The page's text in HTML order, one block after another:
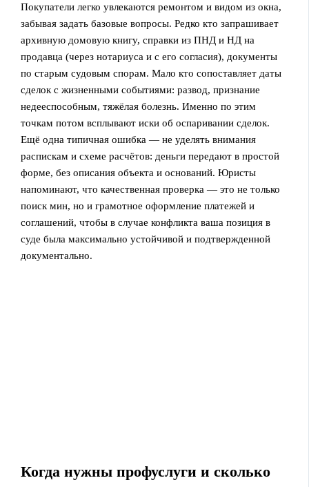
Покупатели легко увлекаются ремонтом и видом из окна,
забывая задать базовые вопросы. Редко кто запрашивает
архивную домовую книгу, справки из ПНД и НД на
продавца (через нотариуса и с его согласия), документы
по старым судовым спорам. Мало кто сопоставляет даты
сделок с жизненными событиями: развод, признание
недееспособным, тяжёлая болезнь. Именно по этим
точкам потом всплывают иски об оспаривании сделок.
Ещё одна типичная ошибка — не уделять внимания
распискам и схеме расчётов: деньги передают в простой
форме, без описания объекта и оснований. Юристы
напоминают, что качественная проверка — это не только
поиск мин, но и грамотное оформление платежей и
соглашений, чтобы в случае конфликта ваша позиция в
суде была максимально устойчивой и подтвержденной
документально.
Когда нужны профуслуги и сколько